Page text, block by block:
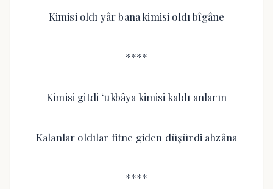
Kimisi oldı yâr bana kimisi oldı bîgâne
****
Kimisi gitdi ‘ukbâya kimisi kaldı anların
Kalanlar oldılar fitne giden düşürdi ahzâna
****